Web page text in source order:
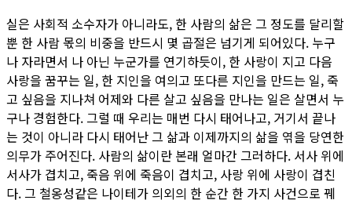
실은 사회적 소수자가 아니라도, 한 사람의 삶은 그 정도를 달리할
뿐 한 사람 몫의 비중을 반드시 몇 곱절은 넘기게 되어있다. 누구
나 자라면서 나 아닌 누군가를 연기하듯이, 한 사랑이 지고 다음
사랑을 꿈꾸는 일, 한 지인을 여의고 또다른 지인을 만드는 일, 죽
고 싶음을 지나쳐 어제와 다른 살고 싶음을 만나는 일은 살면서 누
구나 경험한다. 그럴 때 우리는 매번 다시 태어나고, 거기서 끝나
는 것이 아니라 다시 태어난 그 삶과 이제까지의 삶을 엮을 당연한
의무가 주어진다. 사람의 삶이란 본래 얼마간 그러하다. 서사 위에
서사가 겹치고, 죽음 위에 죽음이 겹치고, 사랑 위에 사랑이 겹친
다. 그 철옹성같은 나이테가 의외의 한 순간 한 가지 사건으로 꿰